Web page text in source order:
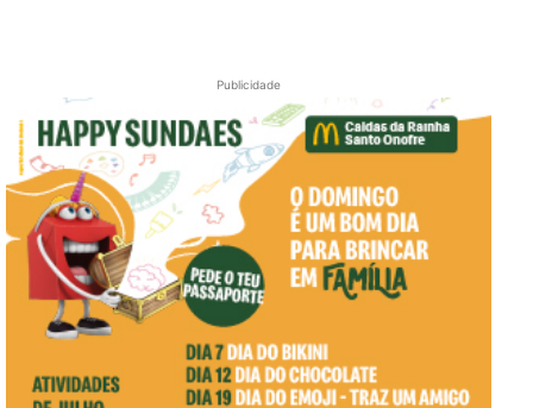
Publicidade